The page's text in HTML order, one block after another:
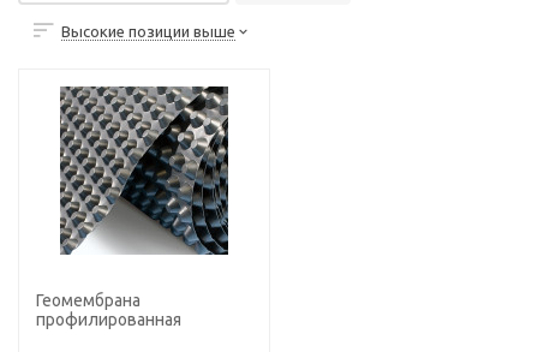
Высокие позиции выше
Геомембрана
профилированная